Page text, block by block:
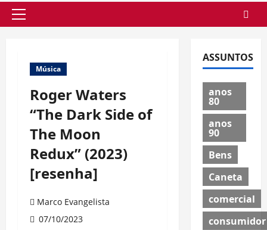
Primary
Música
Roger Waters
“The Dark Side of
The Moon
Redux” (2023)
[resenha]
Marco Evangelista
07/10/2023
ASSUNTOS
anos
80
anos
90
Bens
Caneta
comercial
consumidor